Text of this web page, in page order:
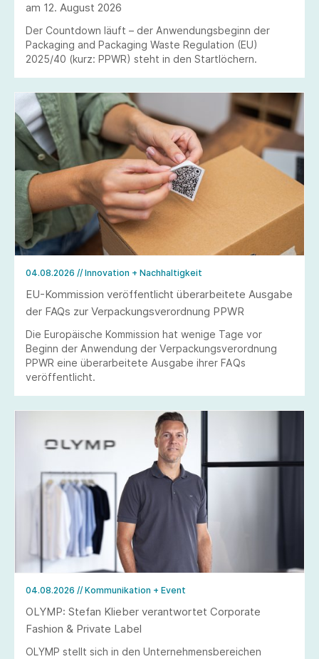
am 12. August 2026
Der Countdown läuft – der Anwendungsbeginn der
Packaging and Packaging Waste Regulation (EU)
2025/40 (kurz: PPWR) steht in den Startlöchern.
04.08.2026 // Innovation + Nachhaltigkeit
EU-Kommission veröffentlicht überarbeitete Ausgabe
der FAQs zur Verpackungsverordnung PPWR
Die Europäische Kommission hat wenige Tage vor
Beginn der Anwendung der Verpackungsverordnung
PPWR eine überarbeitete Ausgabe ihrer FAQs
veröffentlicht.
04.08.2026 // Kommunikation + Event
OLYMP: Stefan Klieber verantwortet Corporate
Fashion & Private Label
OLYMP stellt sich in den Unternehmensbereichen